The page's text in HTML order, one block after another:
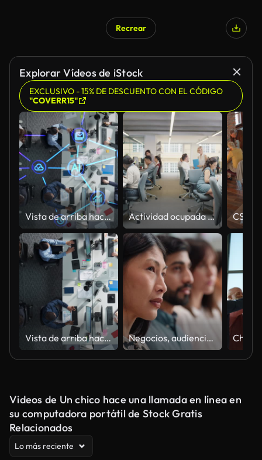
Recrear
Explorar Vídeos de iStock
EXCLUSIVO - 15% DE DESCUENTO CON EL CÓDIGO
"COVERR15"
Vista de arriba hacia abajo de los empleados que trabajan en la oficina, utilizando herramientas de productividad de inteligencia artificial. Los iconos de la interfaz holográfica visualizan la interacción y la integración tecnológica avanzada dentro d Actividad ocupada en diversas oficinas de negocios con personas de negocios que trabajan en múltiples tareas en el lugar de trabajo discutiendo ideas de crecimiento y redes
Vista de arriba hacia abajo de diversos colegas que trabajan en la oficina corporativa de un bufete de abogados. Usar computadoras de escritorio, discutir documentos, analizar datos. Concepto de trabajo en equipo y ambiente empresarial profesional. Negocios, audiencia y personas en fila en presentación, seminario o conferencia para el aprendizaje. Diversidad, rostro y grupo de hombres y mujeres serios o multitud escuchan charlas o información en el taller de capacitación
Videos de Un chico hace una llamada en línea en
su computadora portátil de Stock Gratis
Relacionados
Lo más reciente